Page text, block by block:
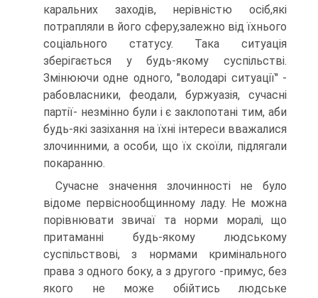
каральних заходів, нерівністю осіб,які
потрапляли в його сферу,залежно від їхнього
соціального статусу. Така ситуація
зберігається у будь-якому суспільстві.
Змінюючи одне одного, "володарі ситуації" -
рабовласники, феодали, буржуазія, сучасні
партії- незмінно були і є заклопотані тим, аби
будь-які зазіхання на їхні інтереси вважалися
злочинними, а особи, що їх скоїли, підлягали
покаранню.
Сучасне значення злочинності не було
відоме первіснообщинному ладу. Не можна
порівнювати звичаї та норми моралі, що
притаманні будь-якому людському
суспільствові, з нормами кримінального
права з одного боку, а з другого -примус, без
якого не може обійтись людське